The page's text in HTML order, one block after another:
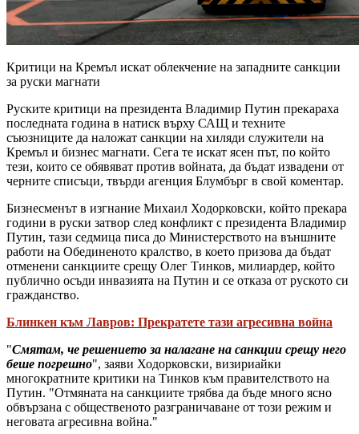
Критици на Кремъл искат облекчение на западните санкции
за руски магнати
Руските критици на президента Владимир Путин прекараха
последната година в натиск върху САЩ и техните
съюзниците да наложат санкции на хиляди служители на
Кремъл и бизнес магнати. Сега те искат ясен път, по който
тези, които се обявяват против войната, да бъдат извадени от
черните списъци, твърди агенция Блумбърг в свой коментар.
Бизнесменът в изгнание Михаил Ходорковски, който прекара
години в руски затвор след конфликт с президента Владимир
Путин, тази седмица писа до Министерството на външните
работи на Обединеното кралство, в което призова да бъдат
отменени санкциите срещу Олег Тинков, милиардер, който
публично осъди инвазията на Путин и се отказа от руското си
гражданство.
Блинкен към Лавров: Прекратете тази агресивна война
"Смятам, че решението за налагане на санкции срещу него
беше погрешно", заяви Ходорковски, визириайки
многократните критики на Тинков към правителството на
Путин. "Отмяната на санкциите трябва да бъде много ясно
обвързана с общественото разграничаване от този режим и
неговата агресивна война."